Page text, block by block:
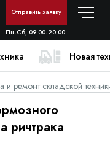
Отправить заявку
Пн-Сб, 09:00-20:00
Новая
и ремонт складской
ричтрака